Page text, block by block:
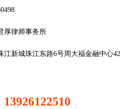
厚律师事务所
江新城珠江东路6号周大福金融中心42